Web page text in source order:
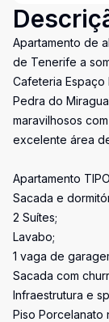
Apartamento de
de Tenerife a
Cafeteria Espaço
Pedra do
maravilhosos
excelente área
Apartamento
Sacada e
2 Suítes;
Lavabo;
1 vaga de
Sacada com
Infraestrutura e
Piso Porcelanato